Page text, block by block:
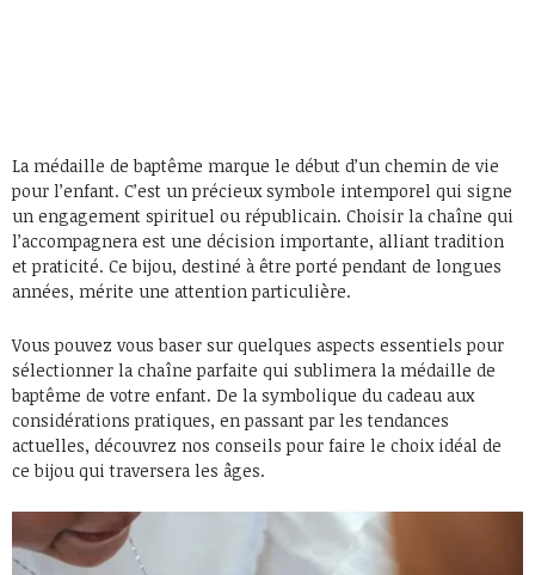
La médaille de baptême marque le début d’un chemin de vie
pour l’enfant. C’est un précieux symbole intemporel qui signe
un engagement spirituel ou républicain. Choisir la chaîne qui
l’accompagnera est une décision importante, alliant tradition
et praticité. Ce bijou, destiné à être porté pendant de longues
années, mérite une attention particulière.
Vous pouvez vous baser sur quelques aspects essentiels pour
sélectionner la chaîne parfaite qui sublimera la médaille de
baptême de votre enfant. De la symbolique du cadeau aux
considérations pratiques, en passant par les tendances
actuelles, découvrez nos conseils pour faire le choix idéal de
ce bijou qui traversera les âges.